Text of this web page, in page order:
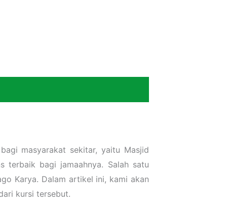
masyarakat sekitar, yaitu Masjid
terbaik bagi jamaahnya. Salah satu
Karya. Dalam artikel ini, kami akan
kursi tersebut.